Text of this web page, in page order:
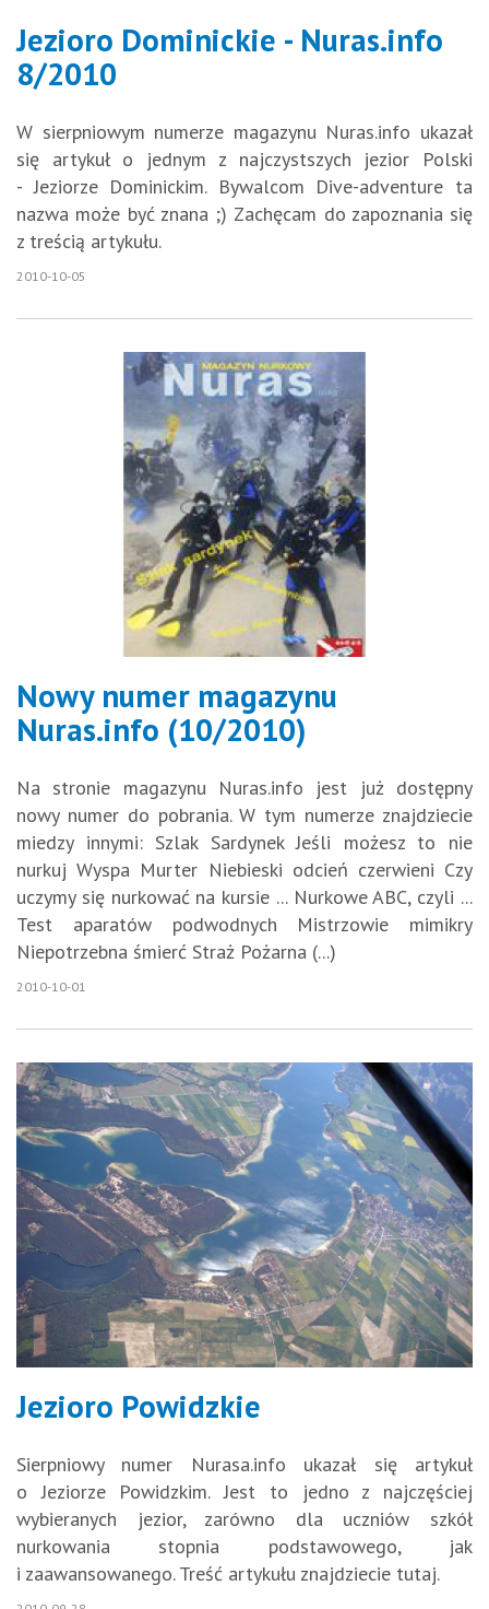
Jezioro Dominickie - Nuras.info
8/2010
W sierpniowym numerze magazynu Nuras.info ukazał
się artykuł o jednym z najczystszych jezior Polski
- Jeziorze Dominickim. Bywalcom Dive-adventure ta
nazwa może być znana ;) Zachęcam do zapoznania się
z treścią artykułu.
2010-10-05
Nowy numer magazynu
Nuras.info (10/2010)
Na stronie magazynu Nuras.info jest już dostępny
nowy numer do pobrania. W tym numerze znajdziecie
miedzy innymi: Szlak Sardynek Jeśli możesz to nie
nurkuj Wyspa Murter Niebieski odcień czerwieni Czy
uczymy się nurkować na kursie ... Nurkowe ABC, czyli ...
Test aparatów podwodnych Mistrzowie mimikry
Niepotrzebna śmierć Straż Pożarna (...)
2010-10-01
Jezioro Powidzkie
Sierpniowy numer Nurasa.info ukazał się artykuł
o Jeziorze Powidzkim. Jest to jedno z najczęściej
wybieranych jezior, zarówno dla uczniów szkół
nurkowania stopnia podstawowego, jak
i zaawansowanego. Treść artykułu znajdziecie tutaj.